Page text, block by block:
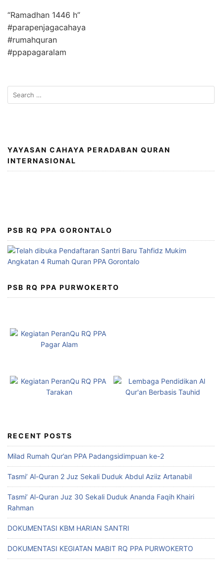
“Ramadhan 1446 h”
#parapenjagacahaya
#rumahquran
#ppapagaralam
Search
for:
YAYASAN CAHAYA PERADABAN QURAN
INTERNASIONAL
PSB RQ PPA GORONTALO
PSB RQ PPA PURWOKERTO
RECENT POSTS
Milad Rumah Qur’an PPA Padangsidimpuan ke-2
Tasmi’ Al-Quran 2 Juz Sekali Duduk Abdul Aziiz Artanabil
Tasmi’ Al-Quran Juz 30 Sekali Duduk Ananda Faqih Khairi
Rahman
DOKUMENTASI KBM HARIAN SANTRI
DOKUMENTASI KEGIATAN MABIT RQ PPA PURWOKERTO